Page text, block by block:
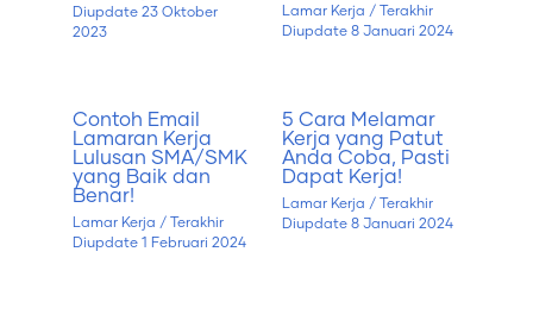
Diupdate 23 Oktober
2023
Lamar Kerja / Terakhir
Diupdate8 Januari 2024
Contoh Email
Lamaran Kerja
Lulusan SMA/SMK
yang Baik dan
Benar!
Lamar Kerja / Terakhir
Diupdate 1 Februari 2024
5 Cara Melamar
Kerja yang Patut
Anda Coba, Pasti
Dapat Kerja!
Lamar Kerja / Terakhir
Diupdate8 Januari 2024